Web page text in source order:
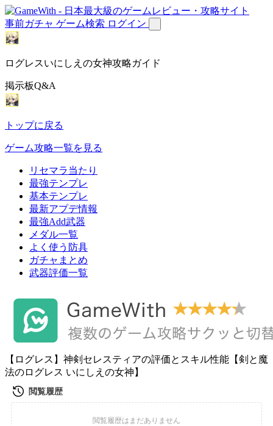
事前ガチャ ゲーム検索 ログイン
ログレスいにしえの女神攻略ガイド
掲示板Q&A
トップに戻る
ゲーム攻略一覧を見る
リセマラ当たり
最強テンプレ
基本テンプレ
最新アプデ情報
最強Add武器
メダル一覧
よく使う防具
ガチャまとめ
武器評価一覧
【ログレス】神剣セレスティアの評価とスキル性能【剣と魔
法のログレス いにしえの女神】